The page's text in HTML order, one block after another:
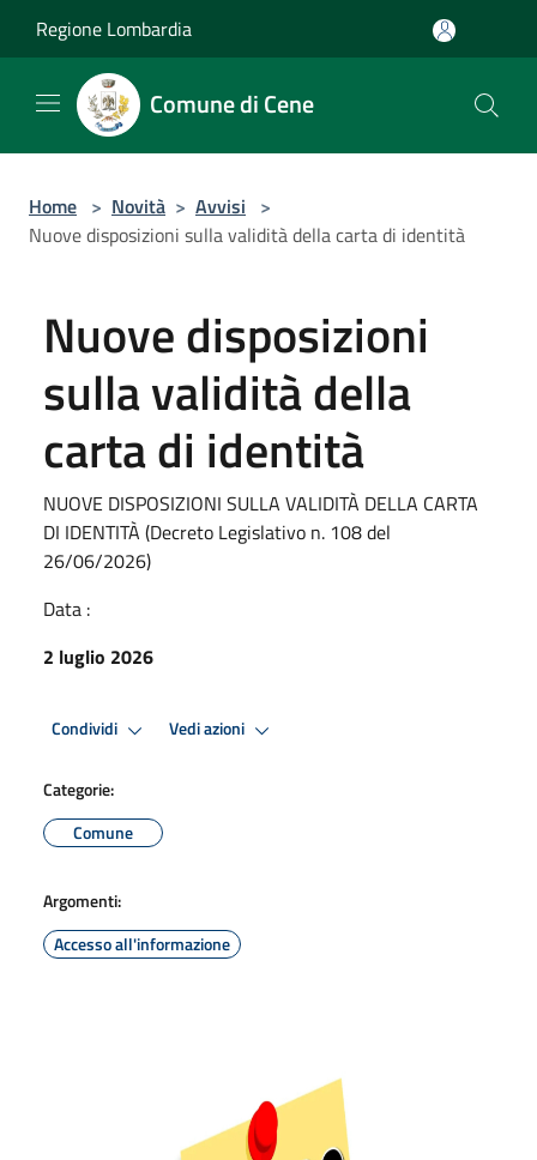
Regione Lombardia
Comune di Cene
Home > Novità > Avvisi >
Nuove disposizioni sulla validità della carta di identità
Nuove disposizioni
sulla validità della
carta di identità
NUOVE DISPOSIZIONI SULLA VALIDITÀ DELLA CARTA
DI IDENTITÀ (Decreto Legislativo n. 108 del
26/06/2026)
Data :
2 luglio 2026
Condividi Vedi azioni
Categorie:
Comune
Argomenti:
Accesso all'informazione